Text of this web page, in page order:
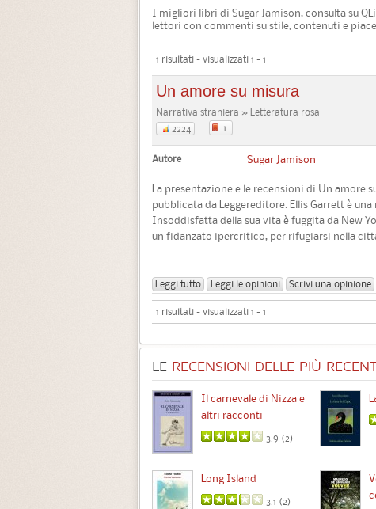
I migliori libri di Sugar Jamison, consulta su
lettori con commenti su stile, contenuti e
1 risultati - visualizzati 1 - 1
Un amore su misura
Narrativa straniera » Letteratura rosa
2224
1
Autore Sugar Jamison
La presentazione e le recensioni di Un amore
pubblicata da Leggereditore. Ellis Garrett è
Insoddisfatta della sua vita è fuggita da New
un fidanzato ipercritico, per rifugiarsi nella
Leggi tutto Leggi le opinioni Scrivi una opinione
1 risultati - visualizzati 1 - 1
LE RECENSIONI DELLE PIÙ
Il carnevale di Nizza e
altri racconti
3.9 (2)
Long Island
3.1 (2)